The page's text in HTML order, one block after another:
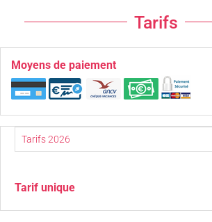
Tarifs
Moyens de paiement
Tarif unique